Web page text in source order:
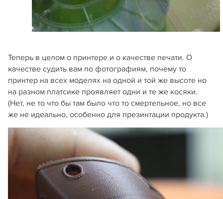
Теперь в целом о принтере и о качестве печати. О
качестве судить вам по фотографиям, почему то
принтер на всех моделях на одной и той же высоте но
на разном платсике проявляет одни и те же косяки.
(Нет, не то что бы там было что то смертельное, но все
же не идеально, особенно для презинтации продукта.)